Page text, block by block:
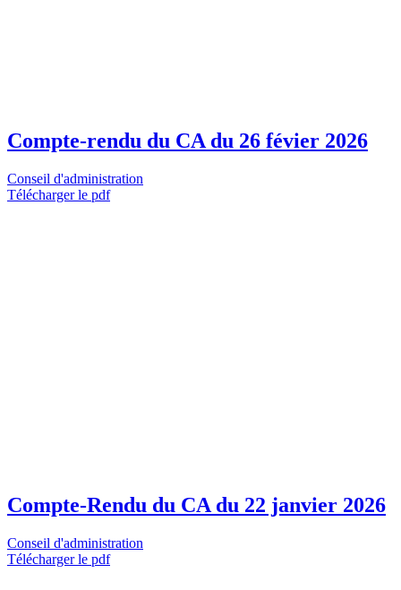
Compte-rendu du CA du 26 févier 2026
Conseil d'administration
Télécharger le pdf
Compte-Rendu du CA du 22 janvier 2026
Conseil d'administration
Télécharger le pdf